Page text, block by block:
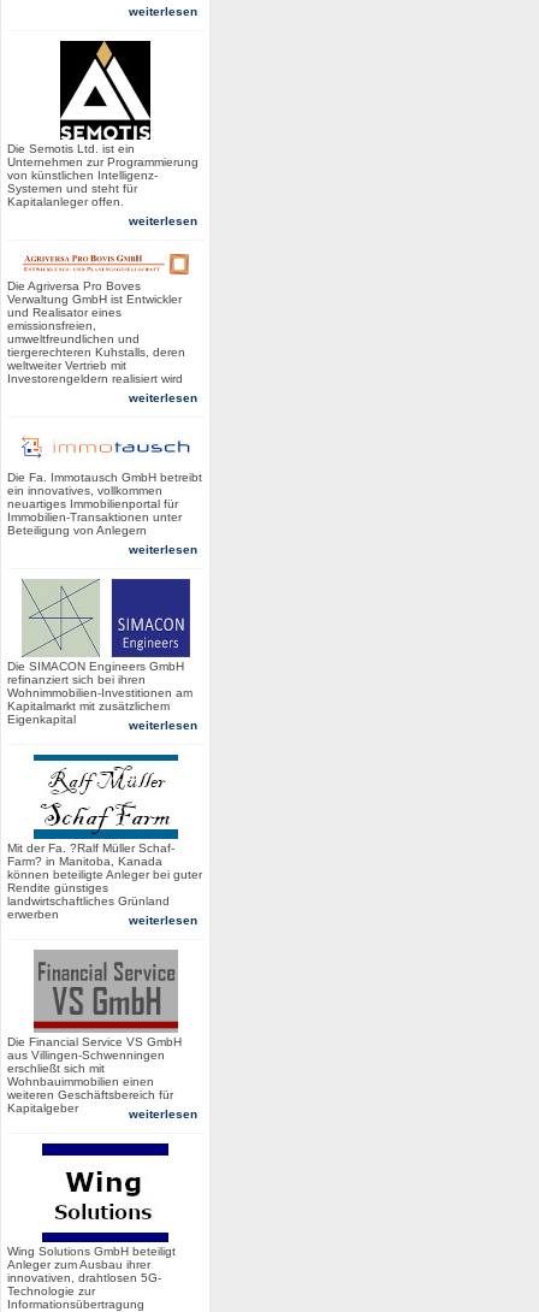
weiterlesen
Die Semotis Ltd. ist ein
Unternehmen zur Programmierung
von künstlichen Intelligenz-
Systemen und steht für
Kapitalanleger offen.
weiterlesen
Die Agriversa Pro Boves
Verwaltung GmbH ist Entwickler
und Realisator eines
emissionsfreien,
umweltfreundlichen und
tiergerechteren Kuhstalls, deren
weltweiter Vertrieb mit
Investorengeldern realisiert wird
weiterlesen
Die Fa. Immotausch GmbH betreibt
ein innovatives, vollkommen
neuartiges Immobilienportal für
Immobilien-Transaktionen unter
Beteiligung von Anlegern
weiterlesen
Die SIMACON Engineers GmbH
refinanziert sich bei ihren
Wohnimmobilien-Investitionen am
Kapitalmarkt mit zusätzlichem
Eigenkapital
weiterlesen
Mit der Fa. ?Ralf Müller Schaf-
Farm? in Manitoba, Kanada
können beteiligte Anleger bei guter
Rendite günstiges
landwirtschaftliches Grünland
erwerben
weiterlesen
Die Financial Service VS GmbH
aus Villingen-Schwenningen
erschließt sich mit
Wohnbauimmobilien einen
weiteren Geschäftsbereich für
Kapitalgeber
weiterlesen
Wing Solutions GmbH beteiligt
Anleger zum Ausbau ihrer
innovativen, drahtlosen 5G-
Technologie zur
Informationsübertragung